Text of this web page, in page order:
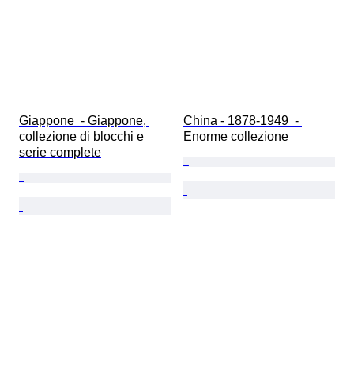
Giappone  - Giappone,
collezione di blocchi e
serie complete
China - 1878-1949  -
Enorme collezione